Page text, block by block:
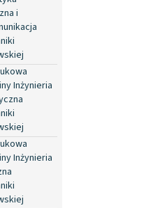
i
Inżynieria
Inżynieria